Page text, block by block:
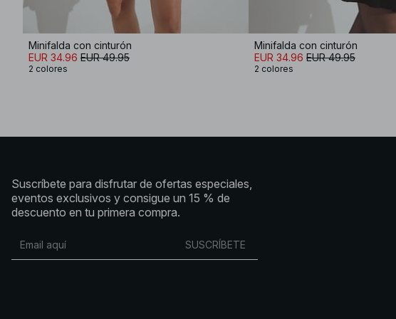
Minifalda con cinturón
EUR 34.96 EUR 49.95
2 colores
Minifalda con cinturón
EUR 34.96 EUR 49.95
2 colores
Suscríbete para disfrutar de ofertas especiales,
eventos exclusivos y consigue un 15 % de
descuento en tu primera compra.
SUSCRÍBETE